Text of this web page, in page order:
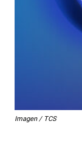
Imagen / TCS